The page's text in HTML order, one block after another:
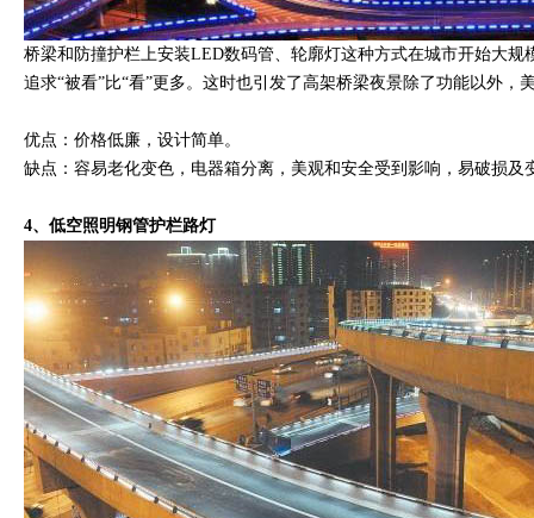
桥梁和防撞护栏上安装LED数码管、轮廓灯这种方式在城市开始大规
追求“被看”比“看”更多。这时也引发了高架桥梁夜景除了功能以外，
优点：价格低廉，设计简单。
缺点：容易老化变色，电器箱分离，美观和安全受到影响，易破损及
4、低空照明钢管护栏路灯